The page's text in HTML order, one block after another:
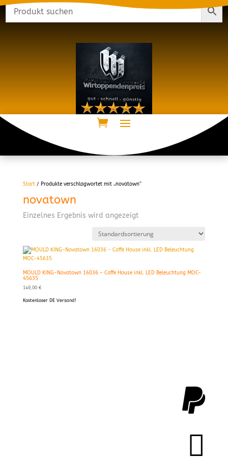
Start/ Produkte verschlagwortet mit „novatown“
novatown
Einzelnes Ergebnis wird angezeigt
MOULD KING-Novatown 16036 – Coffe House inkl. LED Beleuchtung MOC-
45635
149,00 €
Kostenloser DE Versand!

